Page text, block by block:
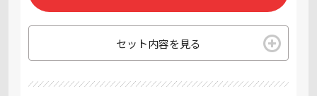
セット内容を見る